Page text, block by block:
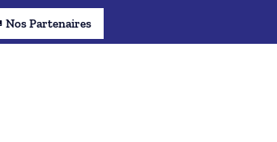
Nos Partenaires